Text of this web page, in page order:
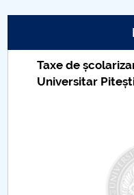
Taxe de
Universitar